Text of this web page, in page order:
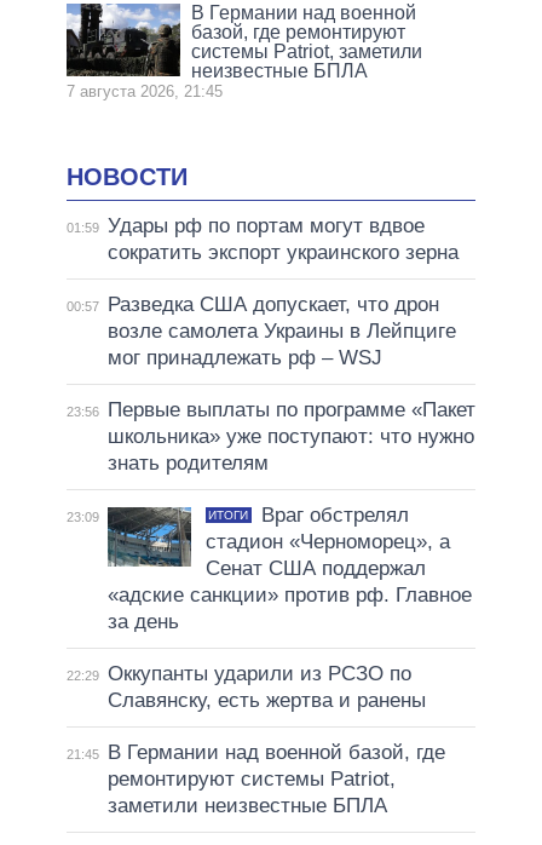
В Германии над военной
базой, где ремонтируют
системы Patriot, заметили
неизвестные БПЛА
7 августа 2026, 21:45
НОВОСТИ
01:59 Удары рф по портам могут вдвое
сократить экспорт украинского зерна
00:57
Разведка США допускает, что дрон
возле самолета Украины в Лейпциге
мог принадлежать рф – WSJ
23:56
Первые выплаты по программе «Пакет
школьника» уже поступают: что нужно
знать родителям
23:09 ИТОГИ
Враг обстрелял
стадион «Черноморец», а
Сенат США поддержал
«адские санкции» против рф. Главное
за день
22:29 Оккупанты ударили из РСЗО по
Славянску, есть жертва и ранены
21:45
В Германии над военной базой, где
ремонтируют системы Patriot,
заметили неизвестные БПЛА